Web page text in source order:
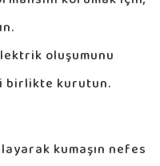
oluşumunu
birlikte kurutun.
kumaşın nefes